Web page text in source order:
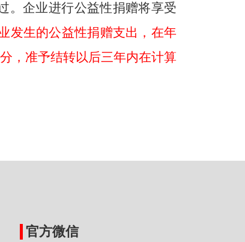
。企业进行公益性捐赠将享受
发生的公益性捐赠支出，在年
，准予结转以后三年内在计算
官方微信